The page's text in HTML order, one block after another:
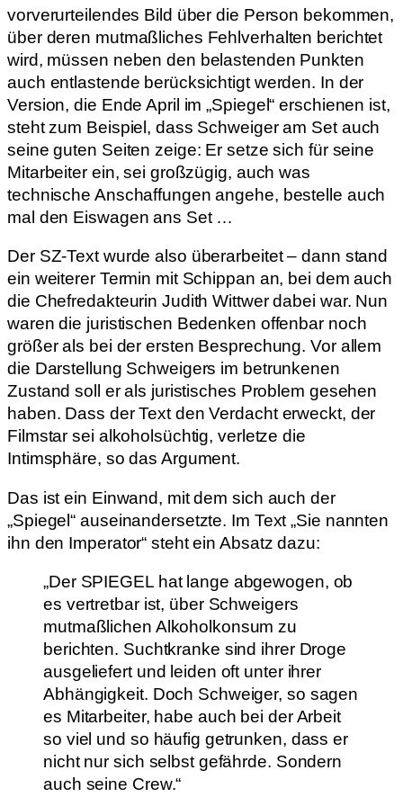
vorverurteilendes Bild über die Person bekommen,
über deren mutmaßliches Fehlverhalten berichtet
wird, müssen neben den belastenden Punkten
auch entlastende berücksichtigt werden. In der
Version, die Ende April im „Spiegel“ erschienen ist,
steht zum Beispiel, dass Schweiger am Set auch
seine guten Seiten zeige: Er setze sich für seine
Mitarbeiter ein, sei großzügig, auch was
technische Anschaffungen angehe, bestelle auch
mal den Eiswagen ans Set …
Der SZ-Text wurde also überarbeitet – dann stand
ein weiterer Termin mit Schippan an, bei dem auch
die Chefredakteurin Judith Wittwer dabei war. Nun
waren die juristischen Bedenken offenbar noch
größer als bei der ersten Besprechung. Vor allem
die Darstellung Schweigers im betrunkenen
Zustand soll er als juristisches Problem gesehen
haben. Dass der Text den Verdacht erweckt, der
Filmstar sei alkoholsüchtig, verletze die
Intimsphäre, so das Argument.
Das ist ein Einwand, mit dem sich auch der
„Spiegel“ auseinandersetzte. Im Text „Sie nannten
ihn den Imperator“ steht ein Absatz dazu:
„Der SPIEGEL hat lange abgewogen, ob
es vertretbar ist, über Schweigers
mutmaßlichen Alkoholkonsum zu
berichten. Suchtkranke sind ihrer Droge
ausgeliefert und leiden oft unter ihrer
Abhängigkeit. Doch Schweiger, so sagen
es Mitarbeiter, habe auch bei der Arbeit
so viel und so häufig getrunken, dass er
nicht nur sich selbst gefährde. Sondern
auch seine Crew.“